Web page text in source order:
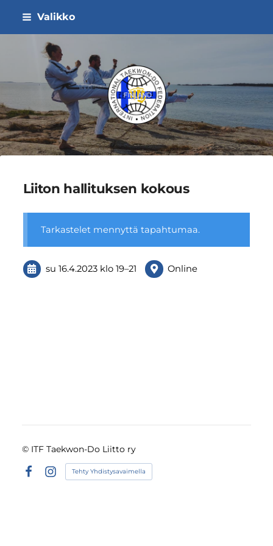
Siirry
sisältöön
Valikko
ITF Taekwon-do Liitto ry
Liiton hallituksen kokous
Tarkastelet mennyttä tapahtumaa.
su 16.4.2023 klo 19–21 Online
© ITF Taekwon-Do Liitto ry
Instagram
Tehty Yhdistysavaimella